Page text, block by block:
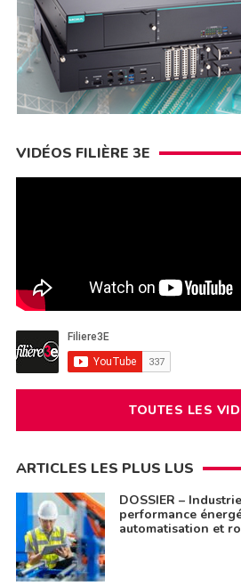
VIDÉOS FILIÈRE 3E
TOUTES LES
ARTICLES LES PLUS LUS
DOSSIER –
performance
automatisation et